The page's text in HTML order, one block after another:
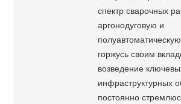
спектр сварочных
аргонодуговую и
горжусь своим
возведение
инфраструктурных
постоянно